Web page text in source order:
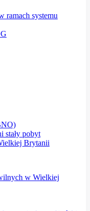
ramach systemu
stały pobyt
Brytanii
w Wielkiej